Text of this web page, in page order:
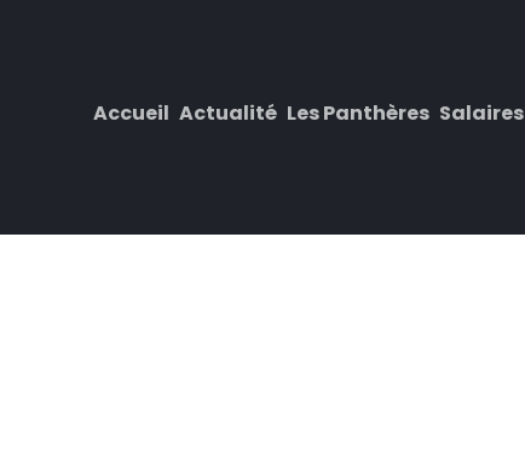
Accueil Actualité Les Panthères Salaires